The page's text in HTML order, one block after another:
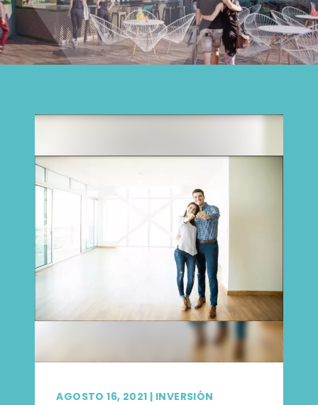
AGOSTO 16, 2021 | INVERSIÓN